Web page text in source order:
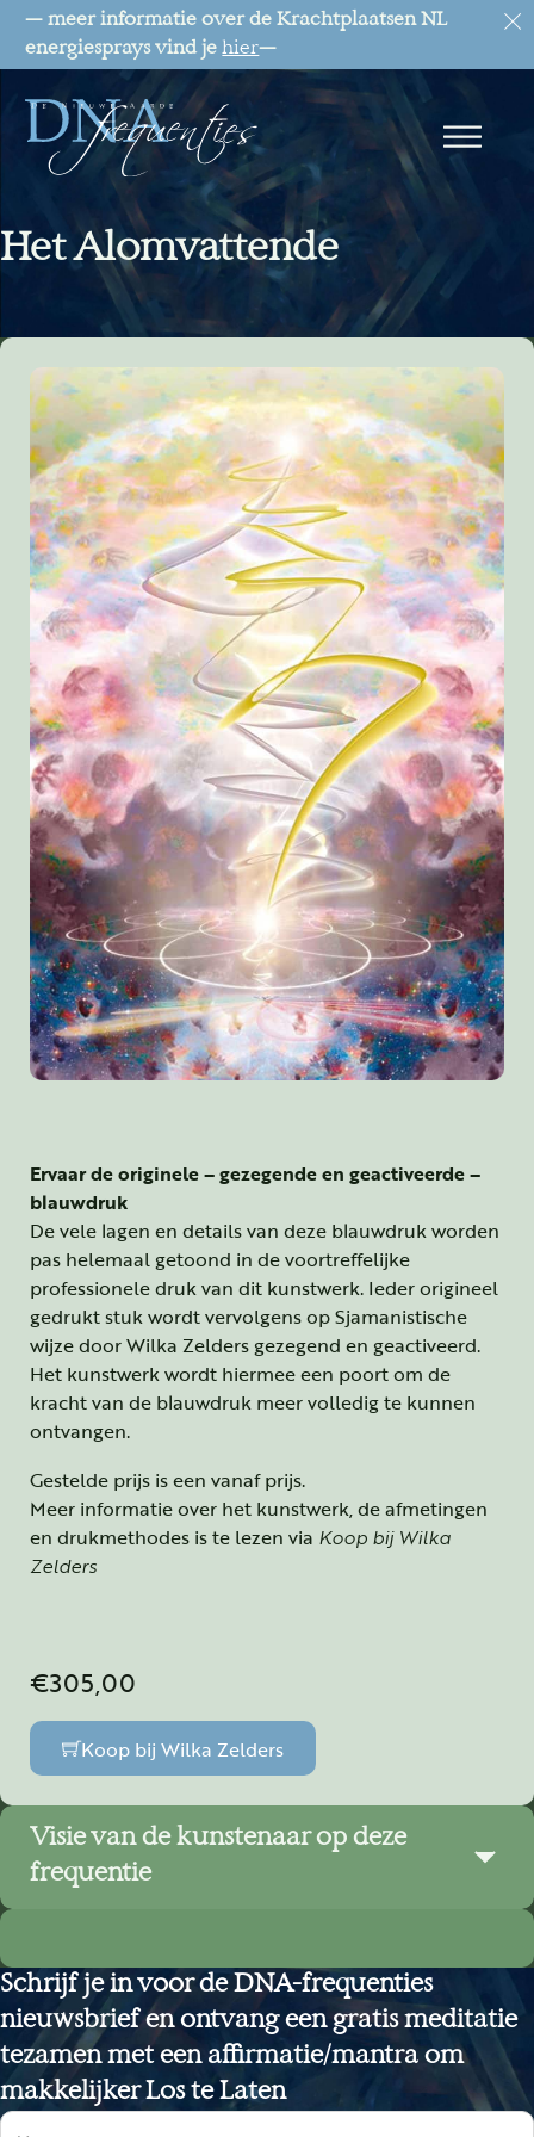
— meer informatie over de Krachtplaatsen NL
energiesprays vind jehier—
Het Alomvattende
Ervaar de originele – gezegende en geactiveerde –
blauwdruk
De vele lagen en details van deze blauwdruk worden
pas helemaal getoond in de voortreffelijke
professionele druk van dit kunstwerk. Ieder origineel
gedrukt stuk wordt vervolgens op Sjamanistische
wijze door Wilka Zelders gezegend en geactiveerd.
Het kunstwerk wordt hiermee een poort om de
kracht van de blauwdruk meer volledig te kunnen
ontvangen.
Gestelde prijs is een vanaf prijs.
Meer informatie over het kunstwerk, de afmetingen
en drukmethodes is te lezen via Koop bij Wilka
Zelders
€305,00
Koop bij Wilka Zelders
Visie van de kunstenaar op deze
frequentie
EENHEIDSBEWUSTZIJN, REGENERATIE, GROTER
PERSPECTIEF, VERTROUWEN, ONDERDEEL VAN
HET GEHEEL VOELEN, REINIGING VAN
ENERGIEBANEN, OVERGAVE, TRANSFORMATIE,
SCHOONHEID, BEVRIJDING
Schrijf je in voor de DNA-frequenties
nieuwsbrief en ontvang een gratis meditatie
tezamen met een affirmatie/mantra om
makkelijker Los te Laten
Sectie